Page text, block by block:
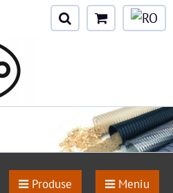
Produse Meniu